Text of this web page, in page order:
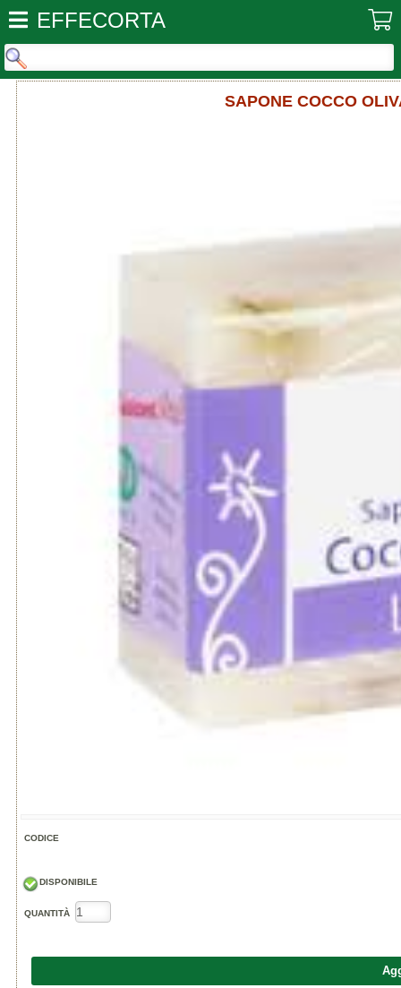
EFFECORTA
SAPONE COCCO
CODICE
DISPONIBILE
QUANTITÀ